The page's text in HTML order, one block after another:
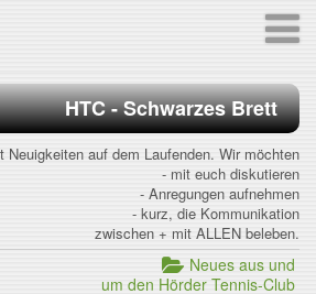
HTC - Schwarzes Brett
Neuigkeiten auf dem Laufenden. Wir möchten
- mit euch diskutieren
- Anregungen aufnehmen
- kurz, die Kommunikation
zwischen + mit ALLEN beleben.
Neues aus und
um den Hörder Tennis-Club